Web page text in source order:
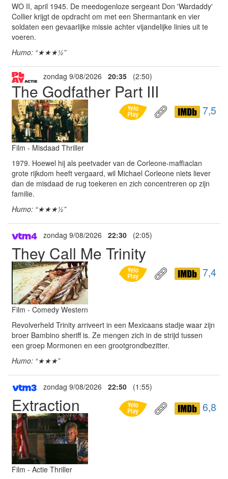
WO II, april 1945. De meedogenloze sergeant Don 'Wardaddy'
Collier krijgt de opdracht om met een Shermantank en vier
soldaten een gevaarlijke missie achter vijandelijke linies uit te
voeren.
Humo: “★★★½”
zondag 9/08/2026 20:35 (2:50)
The Godfather Part III
7,5
Film - Misdaad Thriller
1979. Hoewel hij als peetvader van de Corleone-maffiaclan
grote rijkdom heeft vergaard, wil Michael Corleone niets liever
dan de misdaad de rug toekeren en zich concentreren op zijn
familie.
Humo: “★★★½”
zondag 9/08/2026 22:30 (2:05)
They Call Me Trinity
7,4
Film - Comedy Western
Revolverheld Trinity arriveert in een Mexicaans stadje waar zijn
broer Bambino sheriff is. Ze mengen zich in de strijd tussen
een groep Mormonen en een grootgrondbezitter.
Humo: “★★★”
zondag 9/08/2026 22:50 (1:55)
Extraction 6,8
Film - Actie Thriller